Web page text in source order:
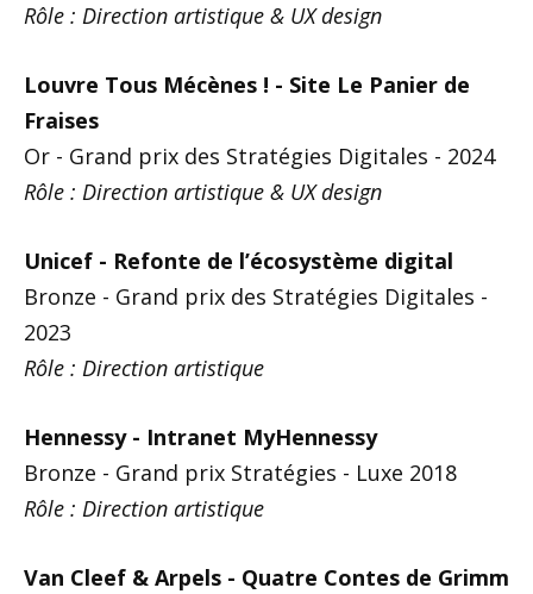
Rôle : Direction artistique & UX design
Louvre Tous Mécènes ! - Site Le Panier de
Fraises
Or - Grand prix des Stratégies Digitales - 2024
Rôle : Direction artistique & UX design
Unicef - Refonte de l’écosystème digital
Bronze - Grand prix des Stratégies Digitales -
2023
Rôle : Direction artistique
Hennessy - Intranet MyHennessy
Bronze - Grand prix Stratégies - Luxe 2018
Rôle : Direction artistique
Van Cleef & Arpels - Quatre Contes de Grimm